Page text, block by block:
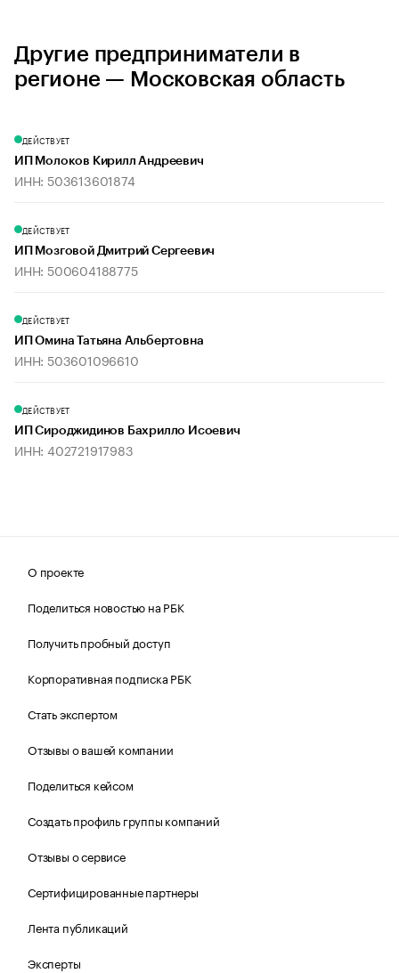
Другие предприниматели в
регионе — Московская область
ДЕЙСТВУЕТ
ИП Молоков Кирилл Андреевич
ИНН: 503613601874
ДЕЙСТВУЕТ
ИП Мозговой Дмитрий Сергеевич
ИНН: 500604188775
ДЕЙСТВУЕТ
ИП Омина Татьяна Альбертовна
ИНН: 503601096610
ДЕЙСТВУЕТ
ИП Сироджидинов Бахрилло Исоевич
ИНН: 402721917983
О проекте
Поделиться новостью на РБК
Получить пробный доступ
Корпоративная подписка РБК
Стать экспертом
Отзывы о вашей компании
Поделиться кейсом
Создать профиль группы компаний
Отзывы о сервисе
Сертифицированные партнеры
Лента публикаций
Эксперты